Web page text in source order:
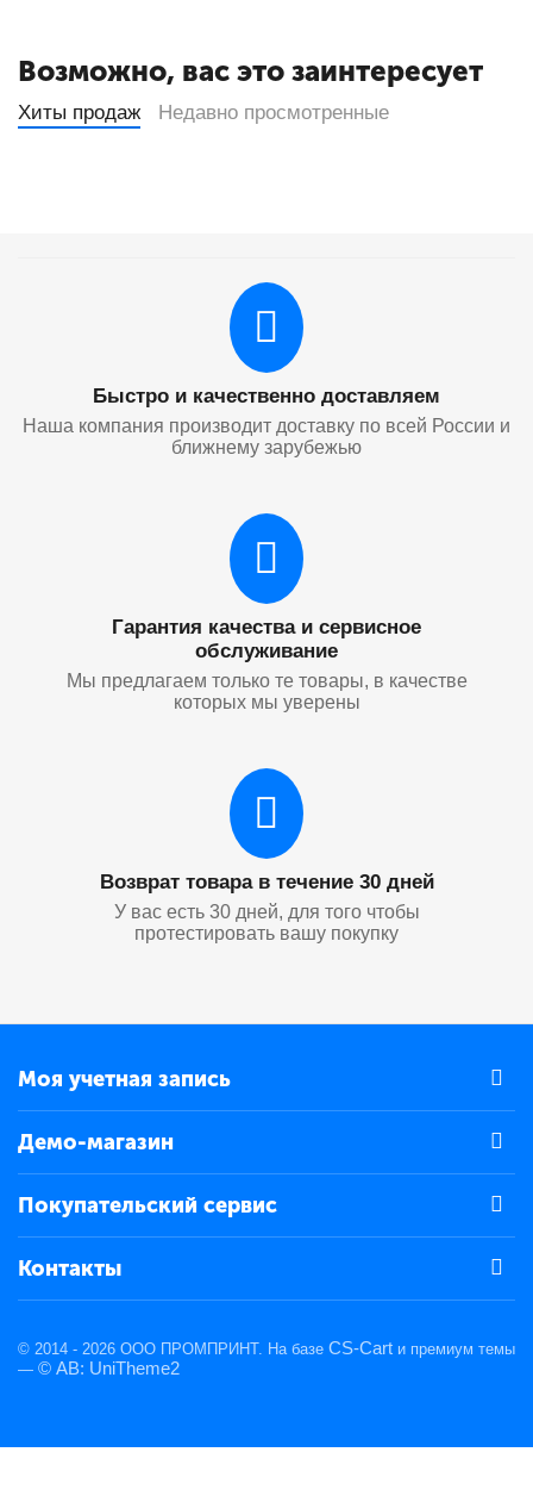
Возможно, вас это заинтересует
Хиты продаж Недавно просмотренные
Быстро и качественно доставляем
Наша компания производит доставку по всей России и
ближнему зарубежью
Гарантия качества и сервисное
обслуживание
Мы предлагаем только те товары, в качестве
которых мы уверены
Возврат товара в течение 30 дней
У вас есть 30 дней, для того чтобы
протестировать вашу покупку
Моя учетная запись
Демо-магазин
Покупательский сервис
Контакты
© 2014 - 2026 ООО ПРОМПРИНТ. На базе CS-Cart и премиум темы
— © AB: UniTheme2